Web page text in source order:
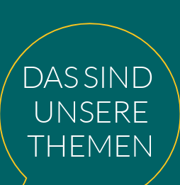
DAS SIND
UNSERE
THEMEN